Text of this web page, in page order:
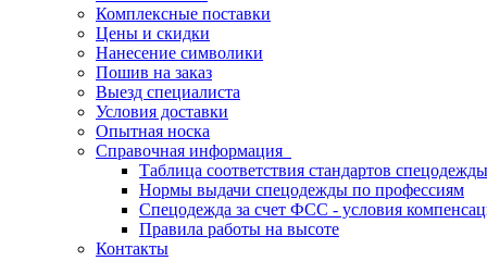
Комплексные поставки
Цены и скидки
Нанесение символики
Пошив на заказ
Выезд специалиста
Условия доставки
Опытная носка
Справочная информация
Таблица соответствия стандартов спецодежды
Нормы выдачи спецодежды по профессиям
Спецодежда за счет ФСС - условия
Правила работы на высоте
Контакты